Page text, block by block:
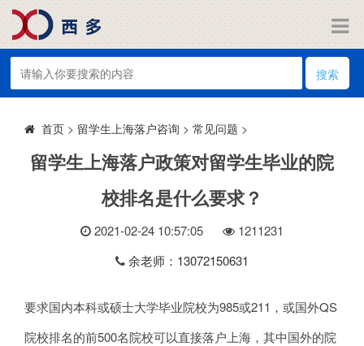
搜索
首页 > 留学生上海落户咨询 > 常见问题 >
留学生上海落户政策对留学生毕业的院
校排名是什么要求？
2021-02-24 10:57:05 1211231
余老师：13072150631
要求国内本科或硕士大学毕业院校为985或211，或国外QS
院校排名的前500名院校可以直接落户上海，其中国外的院